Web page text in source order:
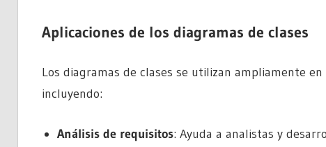
Aplicaciones de los diagramas de clases
Los diagramas de clases se utilizan ampliamente
incluyendo:
Análisis de requisitos: Ayuda a analistas y